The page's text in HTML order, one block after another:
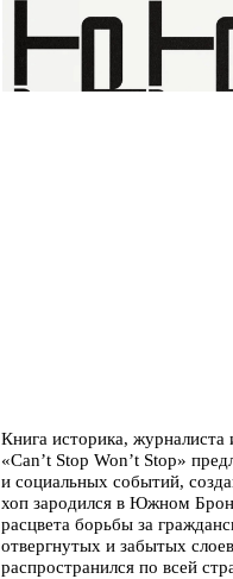
Книга историка,
«Can’t Stop Won’t Stop»
и социальных событий,
хоп зародился в Южном
расцвета борьбы за
отвергнутых и забытых
распространился по всей